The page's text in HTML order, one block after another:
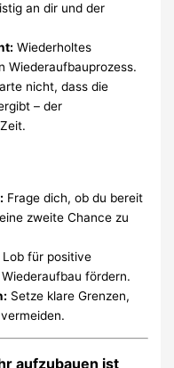
an dir und der
Wiederholtes
Wiederaufbauprozess.
nicht, dass die
– der
Frage dich, ob du bereit
zweite Chance zu
Lob für positive
fördern.
Setze klare Grenzen,
aufzubauen ist